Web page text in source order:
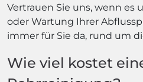
Vertrauen Sie uns, wenn
oder Wartung Ihrer
immer für Sie da, rund um
Wie viel kostet